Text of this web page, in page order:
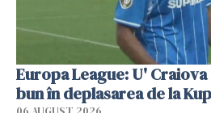
Europa League: U'
bun în deplasarea de la